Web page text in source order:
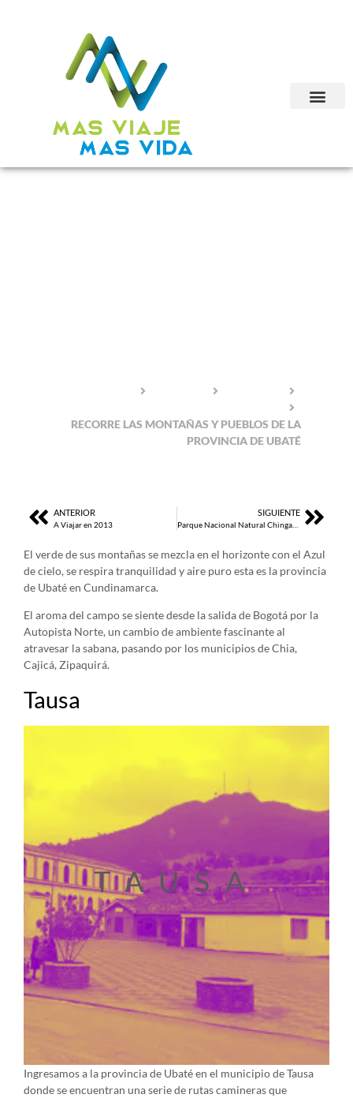
RECORRE LAS MONTAÑAS Y PUEBLOS DE LA
PROVINCIA DE UBATÉ
ANTERIOR
A Viajar en 2013
SIGUIENTE
Parque Nacional Natural Chingaza: Una Experiencia Sensorial
El verde de sus montañas se mezcla en el horizonte con el Azul
de cielo, se respira tranquilidad y aire puro esta es la provincia
de Ubaté en Cundinamarca.
El aroma del campo se siente desde la salida de Bogotá por la
Autopista Norte, un cambio de ambiente fascinante al
atravesar la sabana, pasando por los municipios de Chia,
Cajicá, Zipaquirá.
Tausa
TAUSA
Ingresamos a la provincia de Ubaté en el municipio de Tausa
donde se encuentran una serie de rutas camineras que